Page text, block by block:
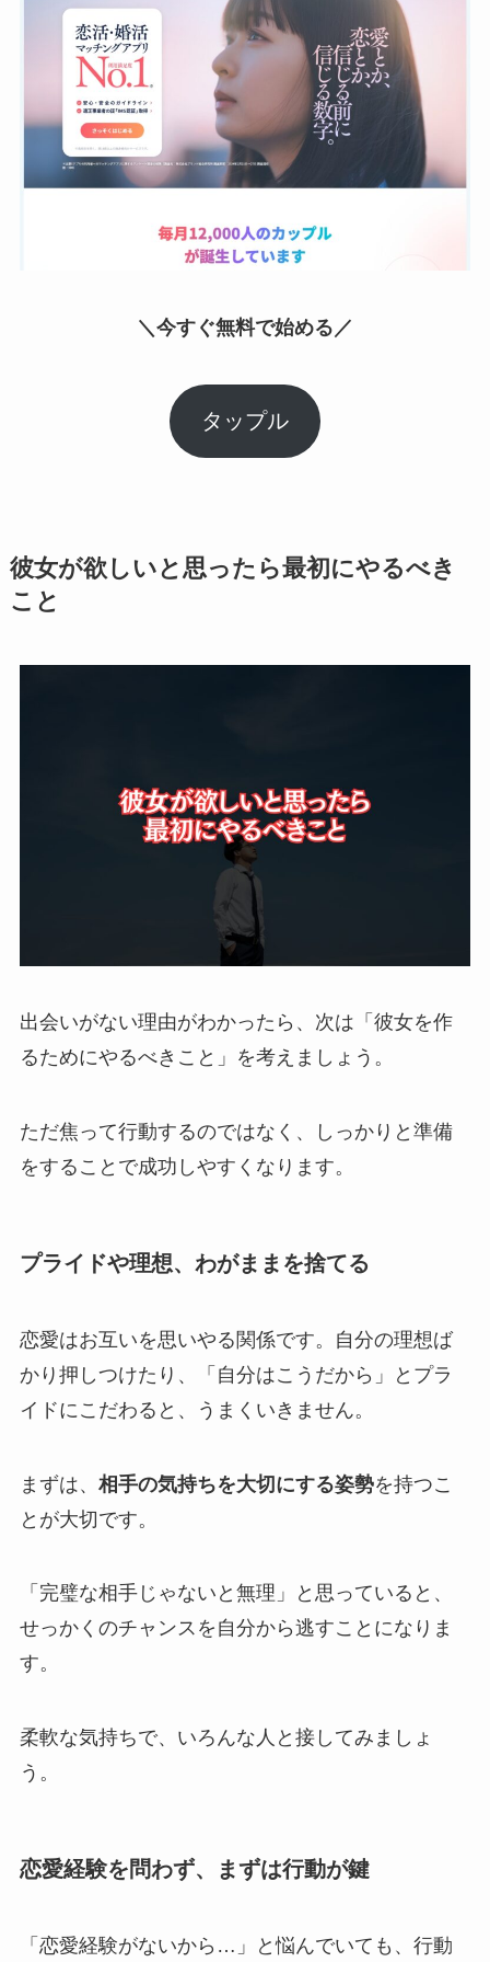
＼今すぐ無料で始める／
タップル
彼女が欲しいと思ったら最初にやるべき
こと
出会いがない理由がわかったら、次は「彼女を作
るためにやるべきこと」を考えましょう。
ただ焦って行動するのではなく、しっかりと準備
をすることで成功しやすくなります。
プライドや理想、わがままを捨てる
恋愛はお互いを思いやる関係です。自分の理想ば
かり押しつけたり、「自分はこうだから」とプラ
イドにこだわると、うまくいきません。
まずは、 相手の気持ちを大切にする姿勢を持つこ
とが大切です。
「完璧な相手じゃないと無理」と思っていると、
せっかくのチャンスを自分から逃すことになりま
す。
柔軟な気持ちで、いろんな人と接してみましょ
う。
恋愛経験を問わず、まずは行動が鍵
「恋愛経験がないから…」と悩んでいても、行動